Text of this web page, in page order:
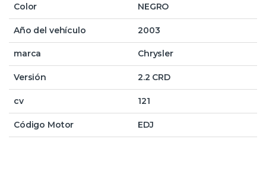
Color NEGRO
Año del vehículo 2003
marca Chrysler
Versión 2.2 CRD
cv 121
Código Motor EDJ